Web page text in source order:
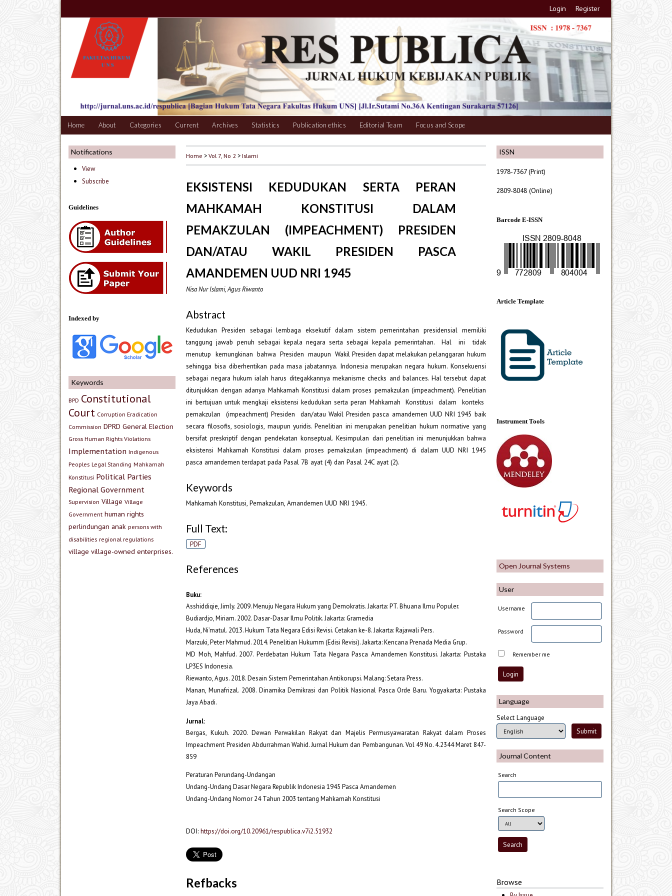
Login Register
Home About Categories Current Archives Statistics Publication ethics Editorial Team Focus and Scope
ISSN
1978-7367 (Print)
2809-8048 (Online)
Barcode E-ISSN
Article Template
Instrument Tools
Open Journal Systems
User
Username
Password
Remember me
Language
Select Language
Journal Content
Search
Search Scope
Browse
Notifications
View
Subscribe
Guidelines
Indexed by
Keywords
BPD Constitutional
Court Corruption Eradication
Commission DPRD General Election
Gross Human Rights Violations
Implementation Indigenous
Peoples Legal Standing Mahkamah
Konstitusi Political Parties
Regional Government
Supervision Village Village
Government human rights
perlindungan anak persons with
disabilities regional regulations
village village-owned enterprises.
Home >Vol 7, No 2 >Islami
EKSISTENSI KEDUDUKAN SERTA PERAN
MAHKAMAH KONSTITUSI DALAM
PEMAKZULAN (IMPEACHMENT) PRESIDEN
DAN/ATAU WAKIL PRESIDEN PASCA
AMANDEMEN UUD NRI 1945
Nisa Nur Islami, Agus Riwanto
Abstract
Kedudukan Presiden sebagai lembaga eksekutif dalam sistem pemerintahan presidensial memiliki
tanggung jawab penuh sebagai kepala negara serta sebagai kepala pemerintahan. Hal ini tidak
menutup kemungkinan bahwa Presiden maupun Wakil Presiden dapat melakukan pelanggaran hukum
sehingga bisa diberhentikan pada masa jabatannya. Indonesia merupakan negara hukum. Konsekuensi
sebagai negara hukum ialah harus ditegakkannya mekanisme checks and balances. Hal tersebut dapat
ditunjukkan dengan adanya Mahkamah Konstitusi dalam proses pemakzulan (impeachment). Penelitian
ini bertujuan untuk mengkaji eksistensi kedudukan serta peran Mahkamah Konstitusi dalam konteks
pemakzulan (impeachment) Presiden dan/atau Wakil Presiden pasca amandemen UUD NRI 1945 baik
secara filosofis, sosiologis, maupun yuridis. Penelitian ini merupakan penelitian hukum normative yang
bersifat preskriptif dengan pendekatan konseptual. Kesimpulan dari penelitian ini menunjukkan bahwa
eksistensi Mahkamah Konstitusi dalam proses pemakzulan (impeachment) di dalam UUD NRI 1945
pasca amandemen terdapat pada Pasal 7B ayat (4) dan Pasal 24C ayat (2).
Keywords
Mahkamah Konstitusi, Pemakzulan, Amandemen UUD NRI 1945.
Full Text:
PDF
References
Buku:
Asshiddiqie, Jimly. 2009. Menuju Negara Hukum yang Demokratis. Jakarta: PT. Bhuana Ilmu Populer.
Budiardjo, Miriam. 2002. Dasar-Dasar Ilmu Politik. Jakarta: Gramedia
Huda, Ni’matul. 2013. Hukum Tata Negara Edisi Revisi. Cetakan ke-8. Jakarta: Rajawali Pers.
Marzuki, Peter Mahmud. 2014. Penelitian Hukumm (Edisi Revisi). Jakarta: Kencana Prenada Media Grup.
MD Moh, Mahfud. 2007. Perdebatan Hukum Tata Negara Pasca Amandemen Konstitusi. Jakarta: Pustaka
LP3ES Indonesia.
Riewanto, Agus. 2018. Desain Sistem Pemerintahan Antikorupsi. Malang: Setara Press.
Manan, Munafrizal. 2008. Dinamika Demikrasi dan Politik Nasional Pasca Orde Baru. Yogyakarta: Pustaka
Jaya Abadi.
Jurnal:
Bergas, Kukuh. 2020. Dewan Perwakilan Rakyat dan Majelis Permusyawaratan Rakyat dalam Proses
Impeachment Presiden Abdurrahman Wahid. Jurnal Hukum dan Pembangunan. Vol 49 No. 4.2344 Maret 847-
859
Peraturan Perundang-Undangan
Undang-Undang Dasar Negara Republik Indonesia 1945 Pasca Amandemen
Undang-Undang Nomor 24 Tahun 2003 tentang Mahkamah Konstitusi
DOI:https://doi.org/10.20961/respublica.v7i2.51932
Refbacks